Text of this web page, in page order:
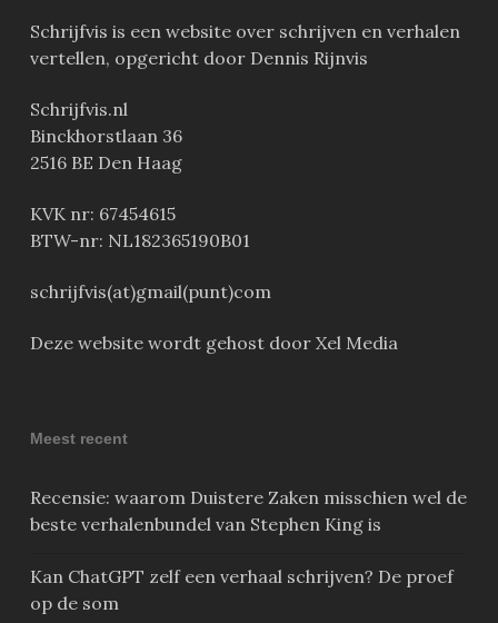
Schrijfvis is een website over schrijven en verhalen
vertellen, opgericht door Dennis Rijnvis
Schrijfvis.nl
Binckhorstlaan 36
2516 BE Den Haag
KVK nr: 67454615
BTW-nr: NL182365190B01
schrijfvis(at)gmail(punt)com
Deze website wordt gehost door Xel Media
Meest recent
Recensie: waarom Duistere Zaken misschien wel de
beste verhalenbundel van Stephen King is
Kan ChatGPT zelf een verhaal schrijven? De proef
op de som